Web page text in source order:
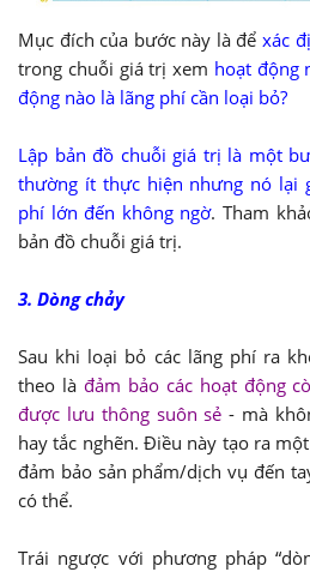
Mục đích của bước này là đểxác
trong chuỗi giá trị xem hoạt động
động nào là lãng phí cần loại bỏ?
Lập bản đồ chuỗi giá trị là một
thường ít thực hiện nhưng nó lại
phí lớn đến không ngờ. Tham
bản đồ chuỗi giá trị.
3. Dòng chảy
Sau khi loại bỏ các lãng phí ra
theo là đảm bảo các hoạt động
được lưu thông suôn sẻ - mà
hay tắc nghẽn. Điều này tạo ra
đảm bảo sản phẩm/dịch vụ đến
có thể.
Trái ngược với phương pháp